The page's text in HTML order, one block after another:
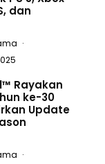
dan
·
Rayakan
ke-30
Update
·